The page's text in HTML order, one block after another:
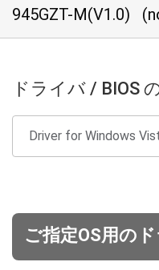
945GZT-M(V1.0)
ドライバ / BIOS
ご指定OS用の